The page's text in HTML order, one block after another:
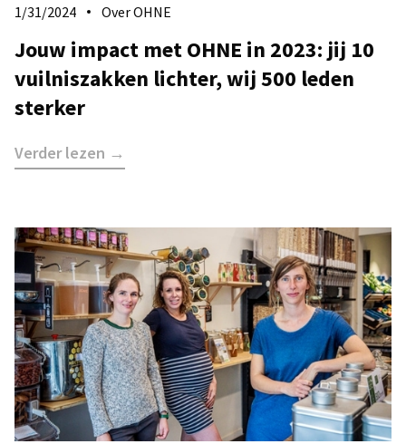
1/31/2024 Over OHNE
Jouw impact met OHNE in 2023: jij 10
vuilniszakken lichter, wij 500 leden
sterker
Verder lezen →